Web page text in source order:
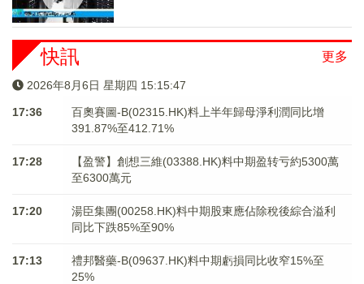
更多
快訊
2026年8月6日 星期四 15:15:48
17:36
百奧賽圖-B(02315.HK)料上半年歸母淨利潤同比增
391.87%至412.71%
17:28
【盈警】創想三維(03388.HK)料中期盈转亏約5300萬
至6300萬元
17:20
湯臣集團(00258.HK)料中期股東應佔除稅後綜合溢利
同比下跌85%至90%
17:13
禮邦醫藥-B(09637.HK)料中期虧損同比收窄15%至
25%